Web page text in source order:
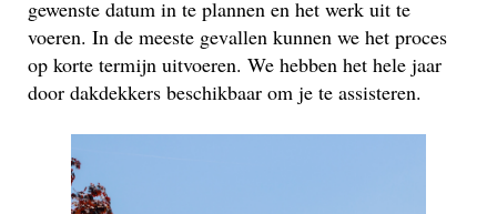
gewenste datum in te plannen en het werk uit te
voeren. In de meeste gevallen kunnen we het proces
op korte termijn uitvoeren. We hebben het hele jaar
door dakdekkers beschikbaar om je te assisteren.